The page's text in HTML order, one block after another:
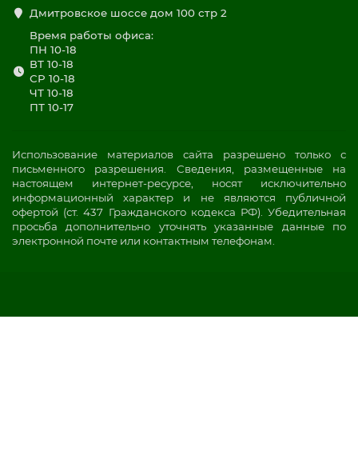
Дмитровское шоссе дом 100 стр 2
Время работы офиса:
ПН 10-18
ВТ 10-18
СР 10-18
ЧТ 10-18
ПТ 10-17
Использование материалов сайта разрешено только с
письменного разрешения. Сведения, размещенные на
настоящем интернет-ресурсе, носят исключительно
информационный характер и не являются публичной
офертой (ст. 437 Гражданского кодекса РФ). Убедительная
просьба дополнительно уточнять указанные данные по
электронной почте или контактным телефонам.